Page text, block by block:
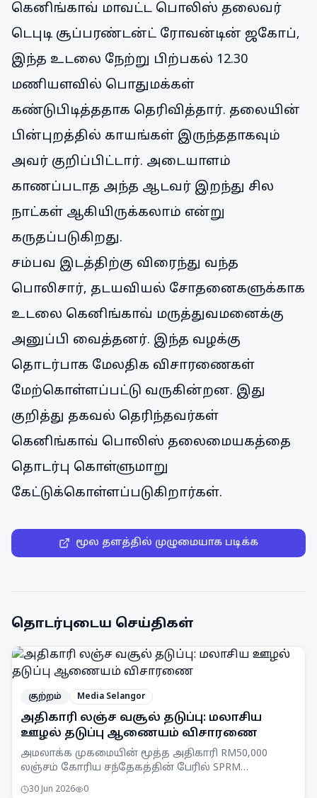
கெனிங்காவ் மாவட்ட பொலிஸ் தலைவர்
டெபுடி சூப்பரண்டன்ட் ரோவன்டின் ஜகோப்,
இந்த உடலை நேற்று பிற்பகல் 12.30
மணியளவில் பொதுமக்கள்
கண்டுபிடித்ததாக தெரிவித்தார். தலையின்
பின்புறத்தில் காயங்கள் இருந்ததாகவும்
அவர் குறிப்பிட்டார். அடையாளம்
காணப்படாத அந்த ஆடவர் இறந்து சில
நாட்கள் ஆகியிருக்கலாம் என்று
கருதப்படுகிறது.
சம்பவ இடத்திற்கு விரைந்து வந்த
பொலிசார், தடயவியல் சோதனைகளுக்காக
உடலை கெனிங்காவ் மருத்துவமனைக்கு
அனுப்பி வைத்தனர். இந்த வழக்கு
தொடர்பாக மேலதிக விசாரணைகள்
மேற்கொள்ளப்பட்டு வருகின்றன. இது
குறித்து தகவல் தெரிந்தவர்கள்
கெனிங்காவ் பொலிஸ் தலைமையகத்தை
தொடர்பு கொள்ளுமாறு
கேட்டுக்கொள்ளப்படுகிறார்கள்.
மூல தளத்தில் முழுமையாக படிக்க
தொடர்புடைய செய்திகள்
குற்றம் Media Selangor
அதிகாரி லஞ்ச வசூல் தடுப்பு: மலாசிய
ஊழல் தடுப்பு ஆணையம் விசாரணை
அமலாக்க முகமையின் மூத்த அதிகாரி RM50,000
லஞ்சம் கோரிய சந்தேகத்தின் பேரில் SPRM
30 Jun 2026 0